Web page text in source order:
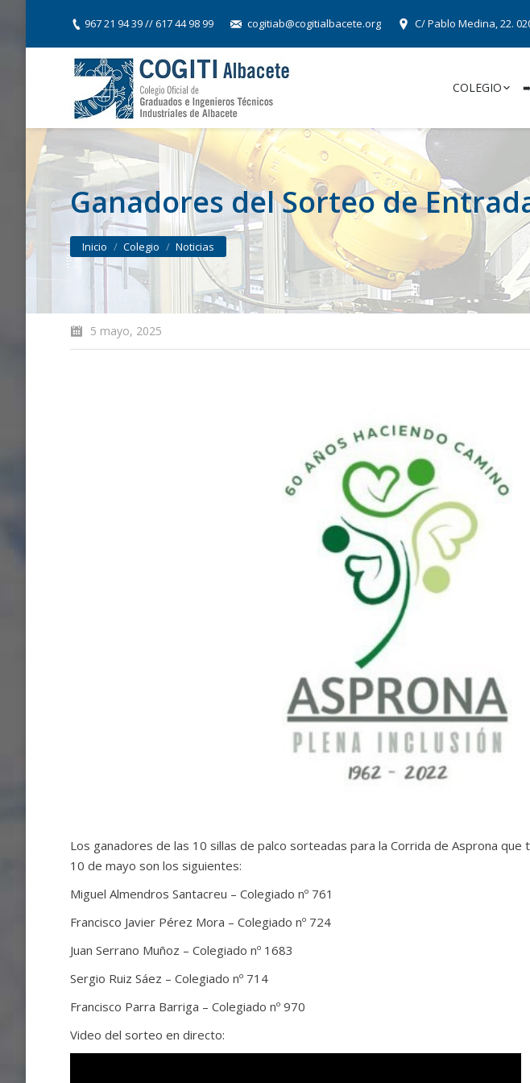
967 21 94 39 // 617 44 98 99 cogitiab@cogitialbacete.org C/ Pablo Medina, 22.
COLEGIO
Ganadores del Sorteo de
You are here:
Inicio Colegio Noticias
5 mayo, 2025
Los ganadores de las 10 sillas de palco sorteadas para la Corrida de Asprona
10 de mayo son los siguientes:
Miguel Almendros Santacreu – Colegiado nº 761
Francisco Javier Pérez Mora – Colegiado nº 724
Juan Serrano Muñoz – Colegiado nº 1683
Sergio Ruiz Sáez – Colegiado nº 714
Francisco Parra Barriga – Colegiado nº 970
Video del sorteo en directo: